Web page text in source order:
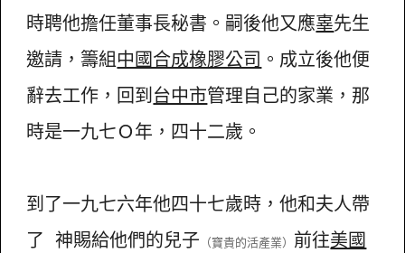
時聘他擔任董事長秘書。嗣後他又應辜先生
邀請，籌組中國合成橡膠公司 。成立後他便
辭去工作，回到台中市管理自己的家業，那
時是一九七Ｏ年，四十二歲。
到了一九七六年他四十七歲時，他和夫人帶
了 神賜給他們的兒子 （寶貴的活產業） 前往美國